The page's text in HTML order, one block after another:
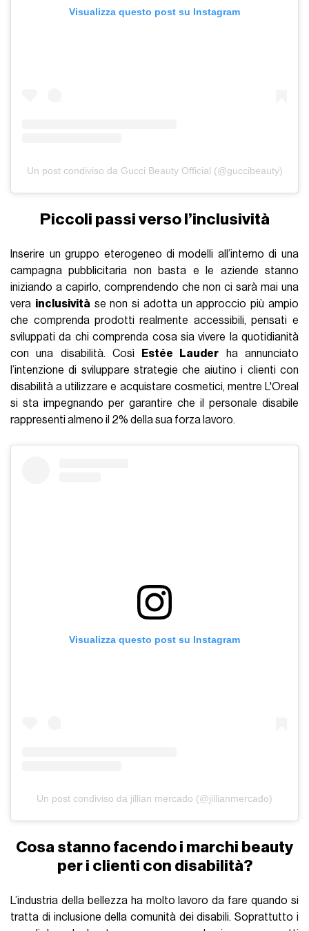
Visualizza questo post su Instagram
Un post condiviso da Gucci Beauty Official (@guccibeauty)
Piccoli passi verso l’inclusività
Inserire un gruppo eterogeneo di modelli all’interno di una
campagna pubblicitaria non basta e le aziende stanno
iniziando a capirlo, comprendendo che non ci sarà mai una
vera inclusività se non si adotta un approccio più ampio
che comprenda prodotti realmente accessibili, pensati e
sviluppati da chi comprenda cosa sia vivere la quotidianità
con una disabilità. Così
Estée Lauder ha annunciato
l’intenzione di sviluppare strategie che aiutino i clienti con
disabilità a utilizzare e acquistare cosmetici, mentre L'Oreal
si sta impegnando per garantire che il personale disabile
rappresenti almeno il 2% della sua forza lavoro.
Visualizza questo post su Instagram
Un post condiviso da jillian mercado (@jillianmercado)
Cosa stanno facendo i marchi beauty
per i clienti con disabilità?
L’industria della bellezza ha molto lavoro da fare quando si
tratta di inclusione della comunità dei disabili. Soprattutto i